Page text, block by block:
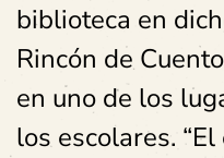
biblioteca en
Rincón de
en uno de los
los escolares.